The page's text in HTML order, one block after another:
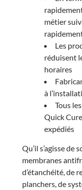
métier
Les
réduisent
horaires
à
Tous
Quick
expédiés
Qu’il s’agisse de
membranes
d’étanchéité, de
planchers, de